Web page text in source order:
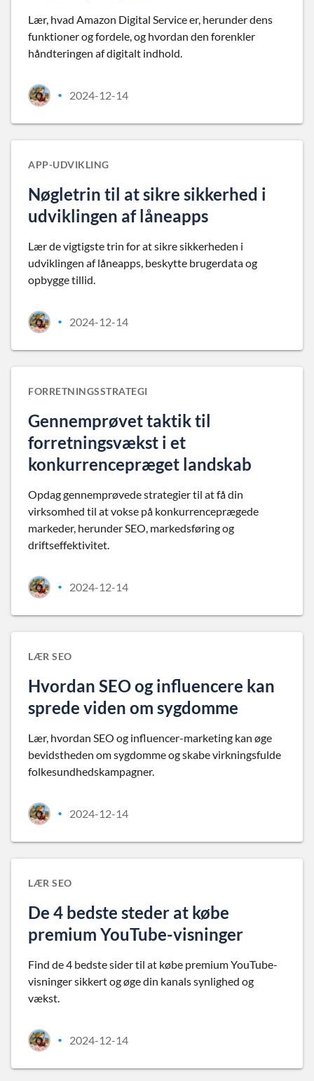
Lær, hvad Amazon Digital Service er, herunder dens
funktioner og fordele, og hvordan den forenkler
håndteringen af digitalt indhold.
• 2024-12-14
APP-UDVIKLING
Nøgletrin til at sikre sikkerhed i
udviklingen af låneapps
Lær de vigtigste trin for at sikre sikkerheden i
udviklingen af låneapps, beskytte brugerdata og
opbygge tillid.
• 2024-12-14
FORRETNINGSSTRATEGI
Gennemprøvet taktik til
forretningsvækst i et
konkurrencepræget landskab
Opdag gennemprøvede strategier til at få din
virksomhed til at vokse på konkurrenceprægede
markeder, herunder SEO, markedsføring og
driftseffektivitet.
• 2024-12-14
LÆR SEO
Hvordan SEO og influencere kan
sprede viden om sygdomme
Lær, hvordan SEO og influencer-marketing kan øge
bevidstheden om sygdomme og skabe virkningsfulde
folkesundhedskampagner.
• 2024-12-14
LÆR SEO
De 4 bedste steder at købe
premium YouTube-visninger
Find de 4 bedste sider til at købe premium YouTube-
visninger sikkert og øge din kanals synlighed og
vækst.
• 2024-12-14